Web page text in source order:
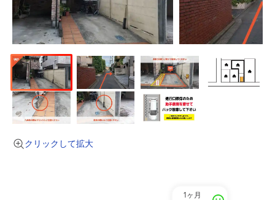
クリックして拡大
1ヶ月